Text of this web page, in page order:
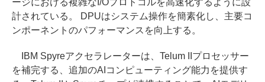
ージにおける複雑なI/Oプロトコルを高速化するように設
計されている。 DPUはシステム操作を簡素化し、主要コ
ンポーネントのパフォーマンスを向上する。
IBM Spyreアクセラレーターは、Telum IIプロセッサー
を補完する、追加のAIコンピューティング能力を提供す